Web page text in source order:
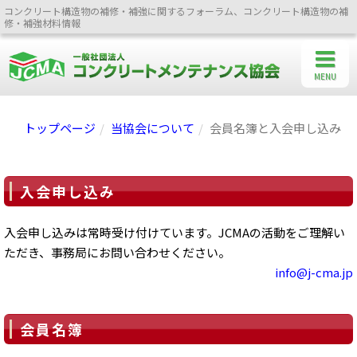
コンクリート構造物の補修・補強に関するフォーラム、コンクリート構造物の補
修・補強材料情報
トップページ 当協会について 会員名簿と入会申し込み
入会申し込み
入会申し込みは常時受け付けています。JCMAの活動をご理解い
ただき、事務局にお問い合わせください。
info@j-cma.jp
会員名簿
MENU